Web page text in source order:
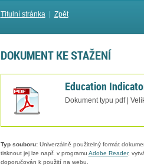
Titulní stránka| Zpět
DOKUMENT KE STAŽENÍ
Education
Dokument typu pdf |
Typ souboru:Univerzálně použitelný formát
tisknout jej lze např. v programu Adobe Reader,
doporučován k použití na webu.